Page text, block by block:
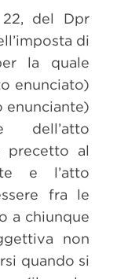
22, del Dpr
di
la quale
enunciato)
enunciante)
dell’atto
precetto al
e l’atto
fra le
a chiunque
non
quando si